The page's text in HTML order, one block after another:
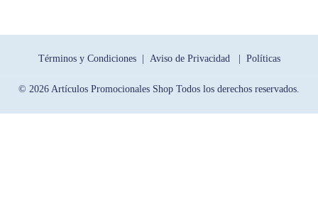
Términos y Condiciones | Aviso de Privacidad | Políticas
© 2026 Artículos Promocionales Shop Todos los derechos reservados.